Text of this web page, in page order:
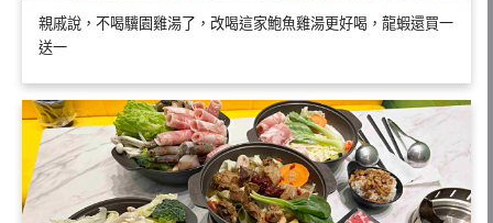
親戚說，不喝驥園雞湯了，改喝這家鮑魚雞湯更好喝，龍蝦還買一
送一